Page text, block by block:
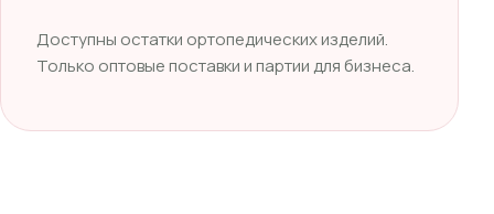
Доступны остатки ортопедических изделий.
Только оптовые поставки и партии для бизнеса.